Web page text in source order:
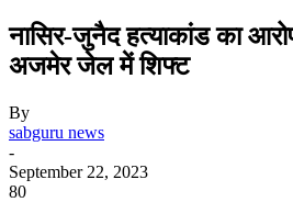
नासिर-जुनैद हत्याकांड का
अजमेर जेल में शिफ्ट
By
sabguru news
-
September 22, 2023
80